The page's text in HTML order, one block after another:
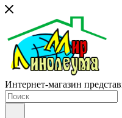
Интернет-магазин